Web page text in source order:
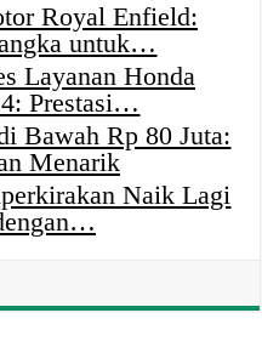
Royal Enfield:
untuk…
Layanan Honda
Prestasi…
Bawah Rp 80 Juta:
Menarik
Naik Lagi